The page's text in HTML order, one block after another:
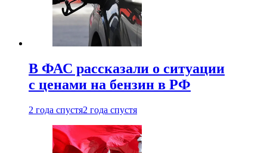
В ФАС рассказали о ситуации
с ценами на бензин в РФ
2 года спустя2 года спустя